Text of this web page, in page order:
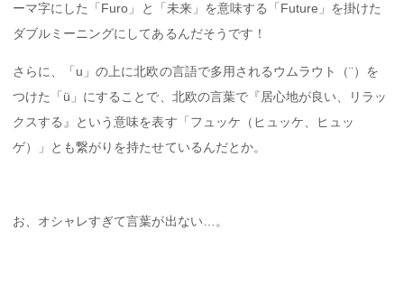
ーマ字にした「Furo」と「未来」を意味する「Future」を掛けた
ダブルミーニングにしてあるんだそうです！
さらに、「u」の上に北欧の言語で多用されるウムラウト（¨）を
つけた「ü」にすることで、北欧の言葉で『居心地が良い、リラッ
クスする』という意味を表す「フュッケ（ヒュッケ、ヒュッ
ゲ）」とも繋がりを持たせているんだとか。
お、オシャレすぎて言葉が出ない…。